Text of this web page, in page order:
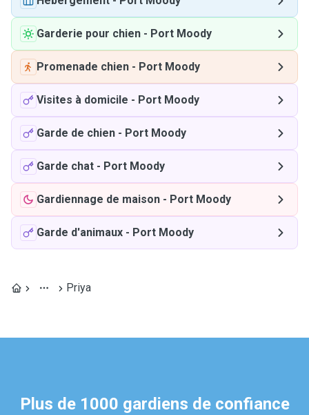
Garderie pour chien - Port Moody
Promenade chien - Port Moody
Visites à domicile - Port Moody
Garde de chien - Port Moody
Garde chat - Port Moody
Gardiennage de maison - Port Moody
Garde d'animaux - Port Moody
Priya
Plus de 1000 gardiens de confiance